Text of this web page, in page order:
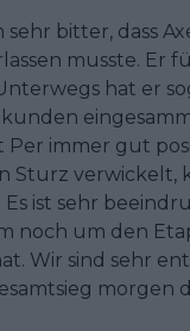
sehr bitter, dass
musste. Er
hat er
Per immer gut
Sturz verwickelt,
ist sehr
noch um den
Wir sind sehr
morgen